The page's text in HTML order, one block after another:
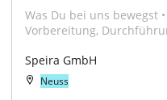
Was Du bei uns bewegst
Vorbereitung,
Speira GmbH
Neuss